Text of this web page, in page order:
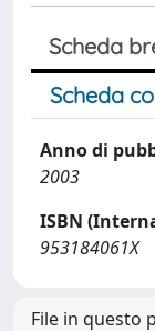
Scheda
Scheda
Anno di
2003
ISBN
953184061X
File in questo